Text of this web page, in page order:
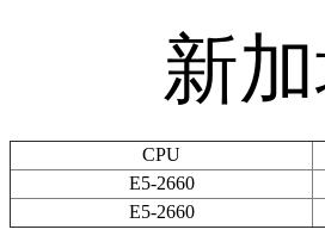
新加
CPU
E5-2660
E5-2660